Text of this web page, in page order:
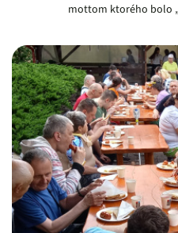
mottom ktorého bolo